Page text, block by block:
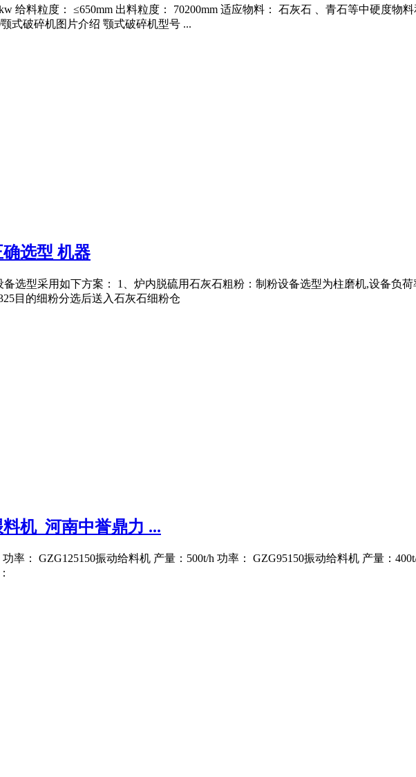
给料粒度： ≤650mm 出料粒度： 70200mm 适应物料： 石灰石 、青石等中硬度物
式破碎机图片介绍 颚式破碎机型号 ...
选型 机器
选型采用如下方案： 1、炉内脱硫用石灰石粗粉：制粉设备选型为柱磨机,设备负
目的细粉分选后送入石灰石细粉仓
机_河南中誉鼎力 ...
率： GZG125150振动给料机 产量：500t/h 功率： GZG95150振动给料机 产量：